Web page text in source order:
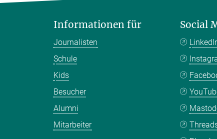
Informationen für
Journalisten
Schule
Kids
Besucher
Alumni
Mitarbeiter
Social